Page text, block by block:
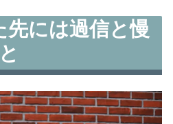
には過信と慢